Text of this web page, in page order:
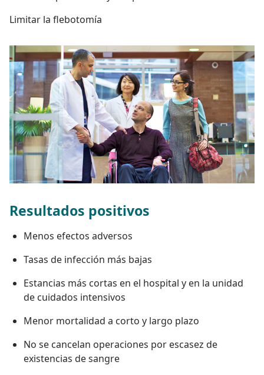
Limitar la flebotomía
Resultados positivos
Menos efectos adversos
Tasas de infección más bajas
Estancias más cortas en el hospital y en la unidad
de cuidados intensivos
Menor mortalidad a corto y largo plazo
No se cancelan operaciones por escasez de
existencias de sangre